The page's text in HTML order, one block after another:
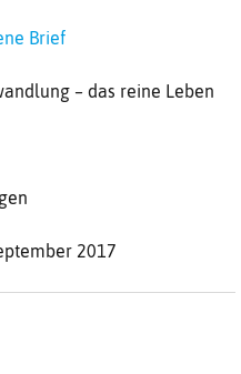
Brief
– das reine Leben
2017